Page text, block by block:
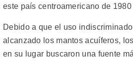
este país centroamericano de 1980
Debido a que el uso
alcanzado los mantos acuíferos,
en su lugar buscaron una fuente